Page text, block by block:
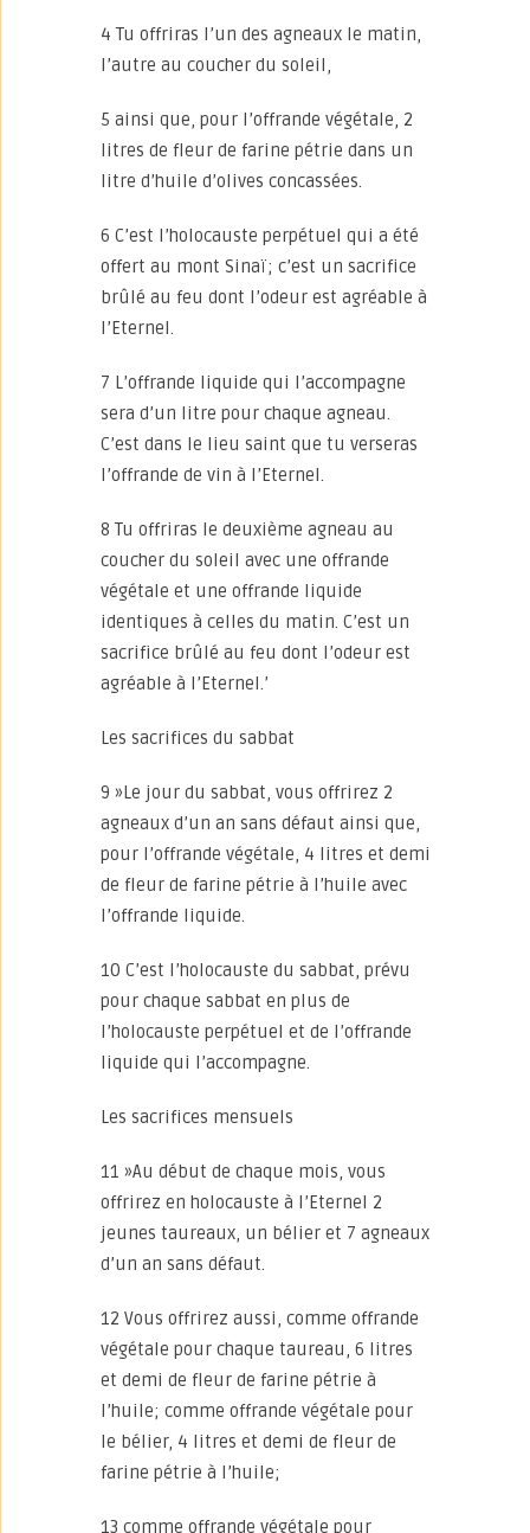
4 Tu offriras l’un des agneaux le matin,
l’autre au coucher du soleil,
5 ainsi que, pour l’offrande végétale, 2
litres de fleur de farine pétrie dans un
litre d’huile d’olives concassées.
6 C’est l’holocauste perpétuel qui a été
offert au mont Sinaï; c’est un sacrifice
brûlé au feu dont l’odeur est agréable à
l’Eternel.
7 L’offrande liquide qui l’accompagne
sera d’un litre pour chaque agneau.
C’est dans le lieu saint que tu verseras
l’offrande de vin à l’Eternel.
8 Tu offriras le deuxième agneau au
coucher du soleil avec une offrande
végétale et une offrande liquide
identiques à celles du matin. C’est un
sacrifice brûlé au feu dont l’odeur est
agréable à l’Eternel.’
Les sacrifices du sabbat
9 »Le jour du sabbat, vous offrirez 2
agneaux d’un an sans défaut ainsi que,
pour l’offrande végétale, 4 litres et demi
de fleur de farine pétrie à l’huile avec
l’offrande liquide.
10 C’est l’holocauste du sabbat, prévu
pour chaque sabbat en plus de
l’holocauste perpétuel et de l’offrande
liquide qui l’accompagne.
Les sacrifices mensuels
11 »Au début de chaque mois, vous
offrirez en holocauste à l’Eternel 2
jeunes taureaux, un bélier et 7 agneaux
d’un an sans défaut.
12 Vous offrirez aussi, comme offrande
végétale pour chaque taureau, 6 litres
et demi de fleur de farine pétrie à
l’huile; comme offrande végétale pour
le bélier, 4 litres et demi de fleur de
farine pétrie à l’huile;
13 comme offrande végétale pour